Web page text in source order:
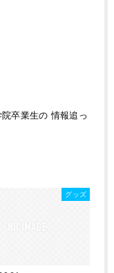
卒業生の 情報追っ
グッズ